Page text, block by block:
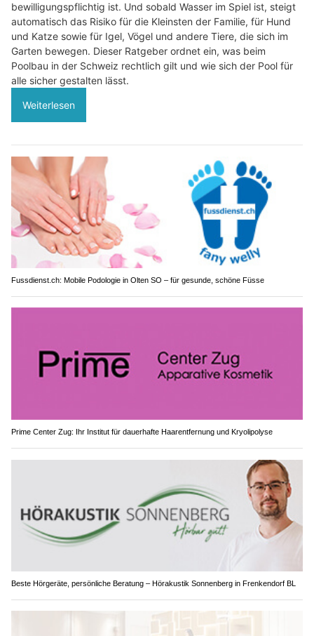
bewilligungspflichtig ist. Und sobald Wasser im Spiel ist, steigt
automatisch das Risiko für die Kleinsten der Familie, für Hund
und Katze sowie für Igel, Vögel und andere Tiere, die sich im
Garten bewegen. Dieser Ratgeber ordnet ein, was beim
Poolbau in der Schweiz rechtlich gilt und wie sich der Pool für
alle sicher gestalten lässt.
Weiterlesen
Fussdienst.ch: Mobile Podologie in Olten SO – für gesunde, schöne Füsse
Prime Center Zug: Ihr Institut für dauerhafte Haarentfernung und Kryolipolyse
Beste Hörgeräte, persönliche Beratung – Hörakustik Sonnenberg in Frenkendorf BL